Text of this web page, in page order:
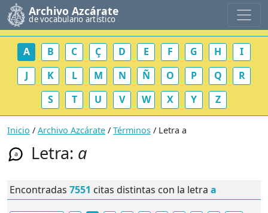
Archivo Azcárate
de vocabulario artístico
A B C Ç D E F G H
I
J
K L M N Ñ O P Q
R
S
T U V W X Y Z
Inicio / Archivo Azcárate / Términos / Letra a
a Letra: a
Encontradas 7551 citas distintas con la letra a